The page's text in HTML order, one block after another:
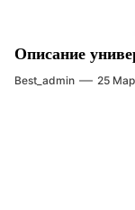
Описание
Best_admin 25